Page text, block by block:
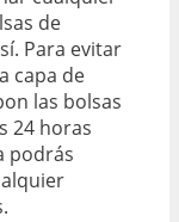
de
Para evitar
capa de
las bolsas
24 horas
podrás